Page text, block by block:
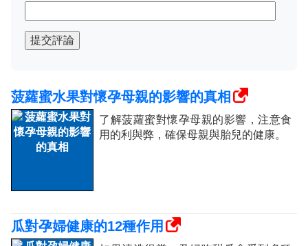
提交評論
菠蘿蜜水果對懷孕母親的影響的真相
了解菠蘿蜜對懷孕母親的影響，注意食
用的利與弊，確保母親與胎兒的健康。
瓜對孕婦健康的12種作用